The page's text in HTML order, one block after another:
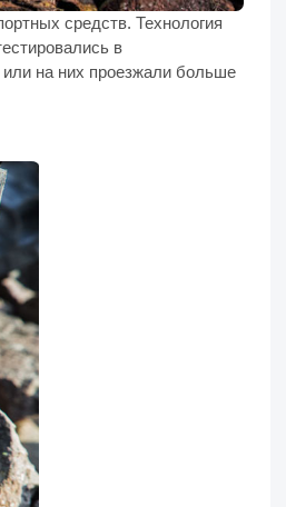
средств. Технология
в
или на них проезжали больше